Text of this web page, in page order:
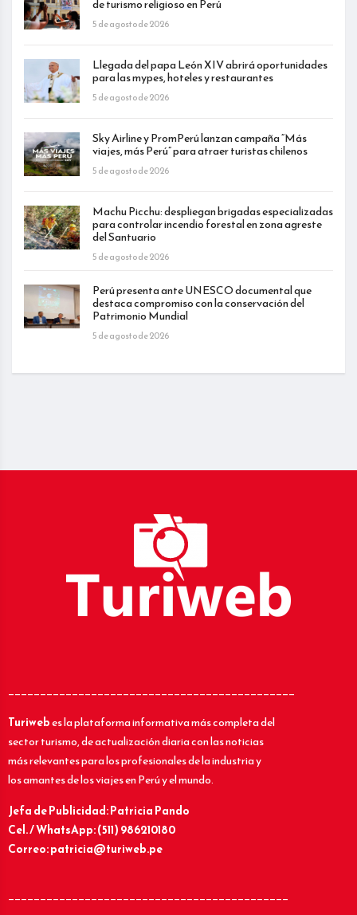
de turismo religioso en Perú
5 de agosto de 2026
Llegada del papa León XIV abrirá oportunidades
para las mypes, hoteles y restaurantes
5 de agosto de 2026
Sky Airline y PromPerú lanzan campaña “Más
viajes, más Perú” para atraer turistas chilenos
5 de agosto de 2026
Machu Picchu: despliegan brigadas especializadas
para controlar incendio forestal en zona agreste
del Santuario
5 de agosto de 2026
Perú presenta ante UNESCO documental que
destaca compromiso con la conservación del
Patrimonio Mundial
5 de agosto de 2026
_____________________________________________
Turiwebes la plataforma informativa más completa del
sector turismo, de actualización diaria con las noticias
más relevantes para los profesionales de la industria y
los amantes de los viajes en Perú y el mundo.
Jefa de Publicidad: Patricia Pando
Cel. / WhatsApp: (511) 986210180
Correo: patricia@turiweb.pe
____________________________________________